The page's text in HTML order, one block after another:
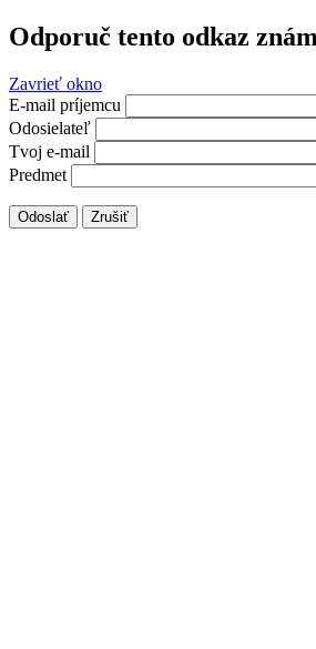
Odporuč tento odkaz
Zavrieť okno
E-mail príjemcu
Odosielateľ
Tvoj e-mail
Predmet
Odoslať Zrušiť